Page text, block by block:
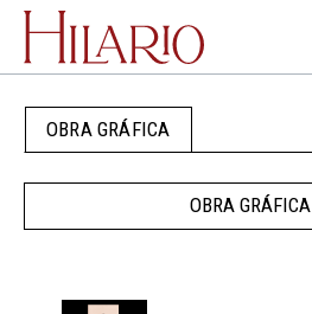
OBRA GRÁFICA
OBRA GRÁFICA